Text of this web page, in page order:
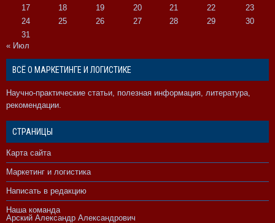
17
18 19 20 21 22
23
24
25 26 27 28 29
30
31
« Июл
ВСЁ О МАРКЕТИНГЕ И ЛОГИСТИКЕ
Научно-практические статьи, полезная информация, литература,
рекомендации.
СТРАНИЦЫ
Карта сайта
Маркетинг и логистика
Написать в редакцию
Наша команда
Арский Александр Александрович